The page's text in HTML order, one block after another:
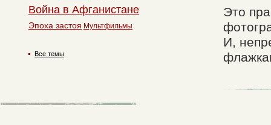
Это
И,
Война в Афганистане
Эпоха застоя Мультфильмы
Все темы